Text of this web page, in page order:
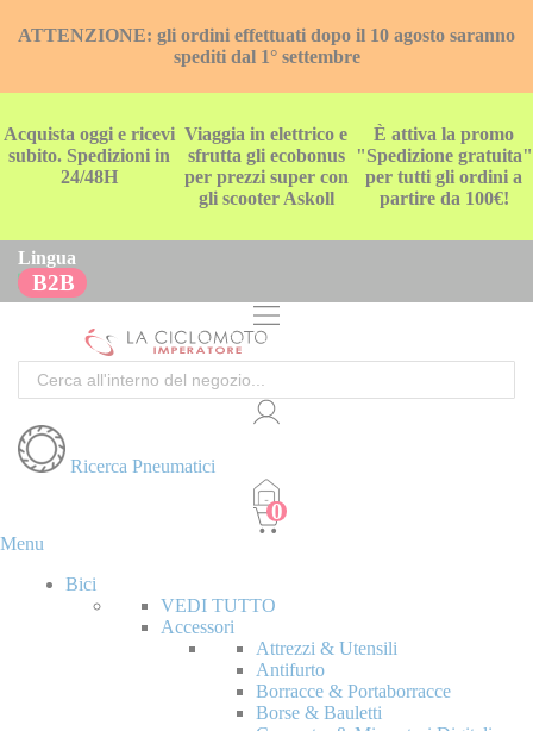
ATTENZIONE: gli ordini effettuati dopo il 10 agosto saranno
spediti dal 1° settembre
Acquista oggi e ricevi
subito. Spedizioni in
24/48H
Viaggia in elettrico e
sfrutta gli ecobonus
per prezzi super con
gli scooter Askoll
È attiva la promo
"Spedizione gratuita"
per tutti gli ordini a
partire da 100€!
Lingua
B2B
Cerca
Ricerca Pneumatici
Menu
Bici
VEDI TUTTO
Accessori
Attrezzi & Utensili
Antifurto
Borracce & Portaborracce
Borse & Bauletti